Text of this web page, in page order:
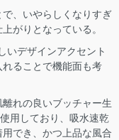
、いやらしくなりすぎ
がりとなっている。
いデザインアクセント
ることで機能面も考
れの良いブッチャー生
用しており、吸水速乾
でき、かつ上品な風合